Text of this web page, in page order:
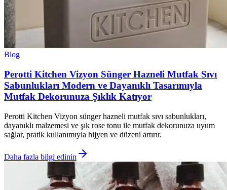
Blog
Perotti Kitchen Vizyon Sünger Hazneli Mutfak Sıvı
Sabunlukları Modern ve Dayanıklı Tasarımıyla
Mutfak Dekorunuza Şıklık Katıyor
Perotti Kitchen Vizyon sünger hazneli mutfak sıvı sabunlukları,
dayanıklı malzemesi ve şık rose tonu ile mutfak dekorunuza uyum
sağlar, pratik kullanımıyla hijyen ve düzeni artırır.
Daha fazla bilgi edinin